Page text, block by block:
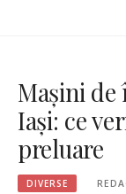
Mașini
Iași: ce
preluare
DIVERSE